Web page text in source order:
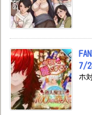
7/
ホ